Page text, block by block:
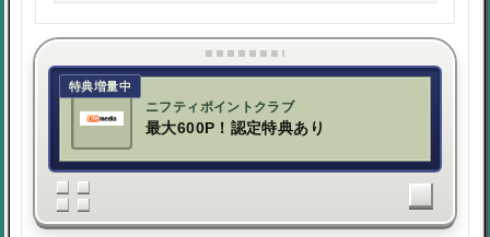
特典増量中
ニフティポイントクラブ
最大600P！認定特典あり